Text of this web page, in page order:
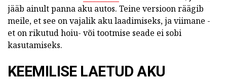
jääb ainult panna aku autos. Teine versioon räägib
meile, et see on vajalik aku laadimiseks, ja viimane -
et on rikutud hoiu- või tootmise seade ei sobi
kasutamiseks.
KEEMILISE LAETUD AKU